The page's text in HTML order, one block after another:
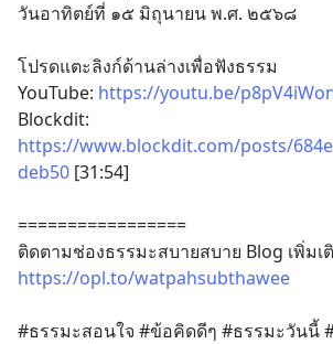
วันอาทิตย์ที่ ๑๕ มิถุนายน พ.ศ. ๒๕๖๘
โปรดแตะลิงก์ด้านล่างเพื่อฟังธรรม
YouTube: https://youtu.be/
https://www.blockdit.com/posts/
deb50 [31:54]
=================
ติดตามช่องธรรมะสบายสบาย Blog เพิ่มเ
https://opl.to/watpahsubthawee
#ธรรมะสอนใจ #ข้อคิดดีๆ #ธรรมะวันนี้